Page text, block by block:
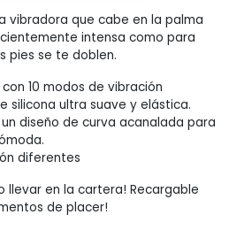
vibradora que cabe en la palma
intensa como para
pies se te doblen.
10 modos de vibración
silicona ultra suave y elástica.
diseño de curva acanalada para
diferentes
llevar en la cartera! Recargable
de placer!